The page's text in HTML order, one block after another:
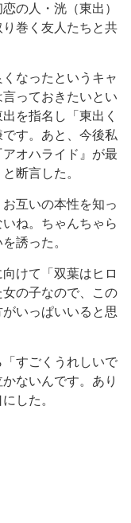
の人・洸（東出）
巻く友人たちと共
なったというキャ
っておきたいとい
を指名し「東出く
す。あと、今後私
オハライド』が最
断言した。
互いの本性を知っ
ね。ちゃんちゃら
誘った。
けて「双葉はヒロ
の子なので、この
いっぱいいると思
すごくうれしいで
ないんです。あり
した。